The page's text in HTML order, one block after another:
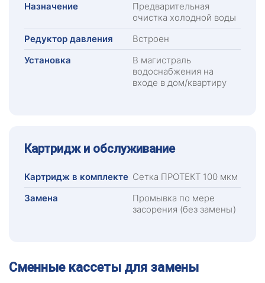
Назначение
Предварительная
очистка холодной воды
Редуктор давления
Встроен
Установка
В магистраль
водоснабжения на
входе в дом/квартиру
Картридж и обслуживание
Картридж в комплекте Сетка ПРОТЕКТ 100 мкм
Замена
Промывка по мере
засорения (без замены)
Сменные кассеты для замены